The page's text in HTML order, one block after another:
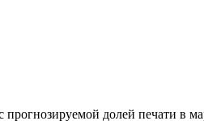
долей печати в